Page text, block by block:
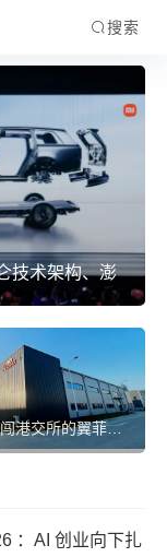
搜索
技术架构、澎
布局
所的翼菲智能：轻工业机器人热潮下的“放量考验”
：AI 创业向下扎